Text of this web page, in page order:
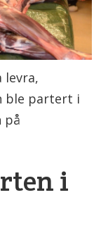
levra,
ble partert i
på
i